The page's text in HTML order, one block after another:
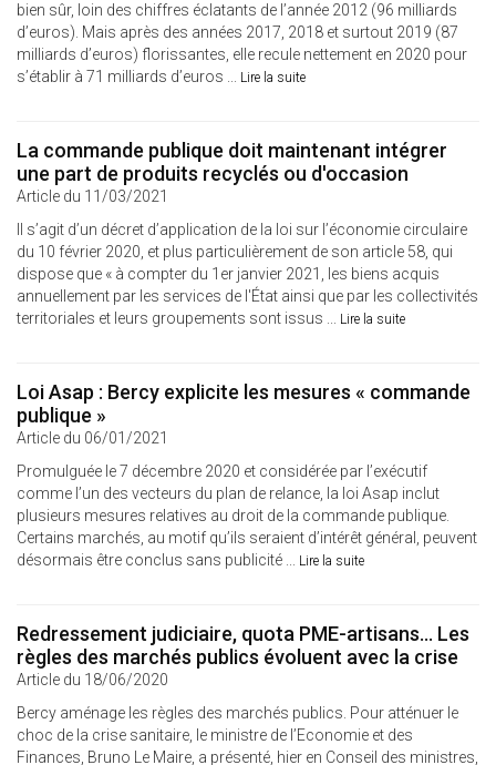
bien sûr, loin des chiffres éclatants de l’année 2012 (96 milliards
d’euros). Mais après des années 2017, 2018 et surtout 2019 (87
milliards d’euros) florissantes, elle recule nettement en 2020 pour
s’établir à 71 milliards d’euros ... Lire la suite
La commande publique doit maintenant intégrer
une part de produits recyclés ou d'occasion
Article du 11/03/2021
Il s’agit d’un décret d’application de la loi sur l’économie circulaire
du 10 février 2020, et plus particulièrement de son article 58, qui
dispose que « à compter du 1er janvier 2021, les biens acquis
annuellement par les services de l'État ainsi que par les collectivités
territoriales et leurs groupements sont issus ... Lire la suite
Loi Asap : Bercy explicite les mesures « commande
publique »
Article du 06/01/2021
Promulguée le 7 décembre 2020 et considérée par l’exécutif
comme l’un des vecteurs du plan de relance, la loi Asap inclut
plusieurs mesures relatives au droit de la commande publique.
Certains marchés, au motif qu’ils seraient d’intérêt général, peuvent
désormais être conclus sans publicité ... Lire la suite
Redressement judiciaire, quota PME-artisans... Les
règles des marchés publics évoluent avec la crise
Article du 18/06/2020
Bercy aménage les règles des marchés publics. Pour atténuer le
choc de la crise sanitaire, le ministre de l’Economie et des
Finances, Bruno Le Maire, a présenté, hier en Conseil des ministres,